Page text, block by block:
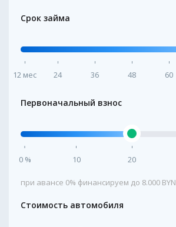
Срок займа
12 мес 24 36 48 60
Первоначальный взнос
0 % 10 20
при авансе 0% финансируем до 8.000 BYN
Стоимость автомобиля